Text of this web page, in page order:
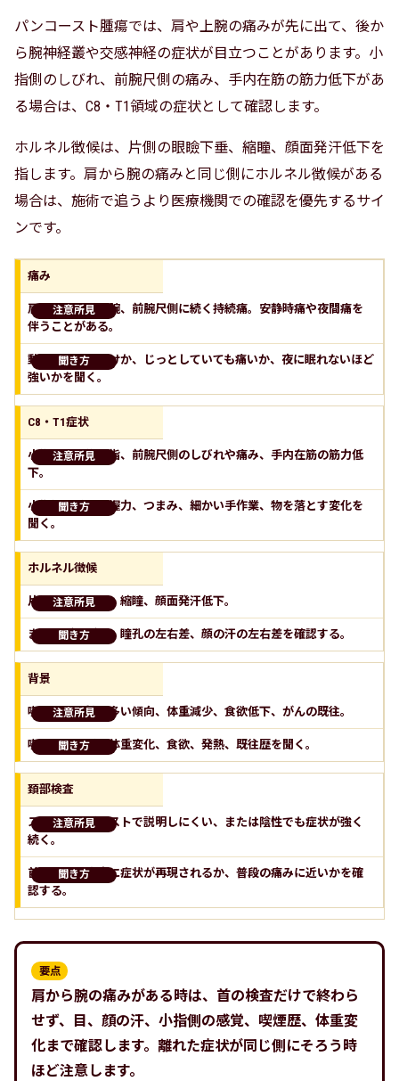
パンコースト腫瘍では、肩や上腕の痛みが先に出て、後か
ら腕神経叢や交感神経の症状が目立つことがあります。小
指側のしびれ、前腕尺側の痛み、手内在筋の筋力低下があ
る場合は、C8・T1領域の症状として確認します。
ホルネル徴候は、片側の眼瞼下垂、縮瞳、顔面発汗低下を
指します。肩から腕の痛みと同じ側にホルネル徴候がある
場合は、施術で追うより医療機関での確認を優先するサイ
ンです。
痛み
肩、肩甲骨、上腕、前腕尺側に続く持続痛。安静時痛や夜間痛を
伴うことがある。
動かして痛いだけか、じっとしていても痛いか、夜に眠れないほど
強いかを聞く。
C8・T1症状
小指側、環指小指、前腕尺側のしびれや痛み、手内在筋の筋力低
下。
小指側の感覚、握力、つまみ、細かい手作業、物を落とす変化を
聞く。
ホルネル徴候
片側の眼瞼下垂、縮瞳、顔面発汗低下。
まぶたが下がる、瞳孔の左右差、顔の汗の左右差を確認する。
背景
喫煙歴、男性に多い傾向、体重減少、食欲低下、がんの既往。
喫煙歴、最近の体重変化、食欲、発熱、既往歴を聞く。
頚部検査
スパーリングテストで説明しにくい、または陰性でも症状が強く
続く。
首の動きで本当に症状が再現されるか、普段の痛みに近いかを確
認する。
肩から腕の痛みがある時は、首の検査だけで終わら
せず、目、顔の汗、小指側の感覚、喫煙歴、体重変
化まで確認します。離れた症状が同じ側にそろう時
ほど注意します。